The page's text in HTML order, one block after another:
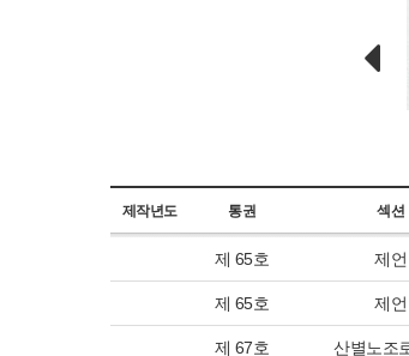
제작년도 통권 섹션
제 65호 제언
제 65호 제언
제 67호 산별노조